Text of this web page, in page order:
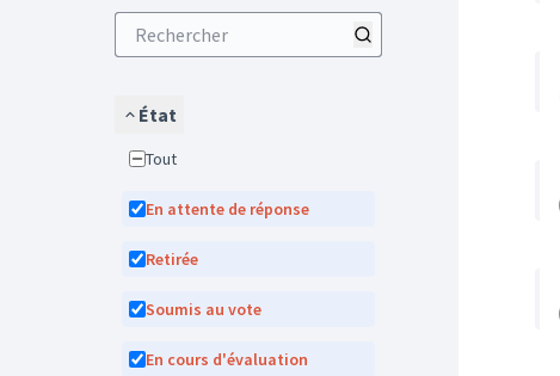
État
Tout
En attente de réponse
Retirée
Soumis au vote
En cours d'évaluation